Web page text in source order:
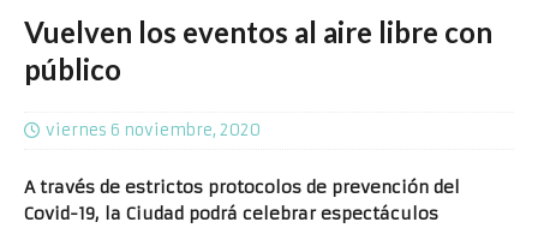
Vuelven los eventos al aire libre con
público
viernes 6 noviembre, 2020
A través de estrictos protocolos de prevención del
Covid-19, la Ciudad podrá celebrar espectáculos